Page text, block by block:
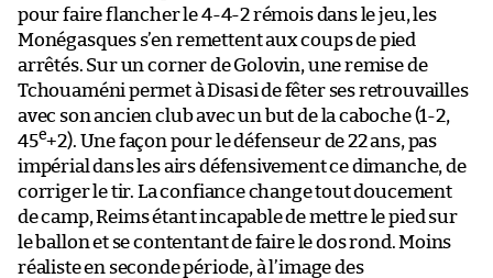
pour faire flancher le 4-4-2 rémois dans le jeu, les
Monégasques s’en remettent aux coups de pied
arrêtés. Sur un corner de Golovin, une remise de
Tchouaméni permet à Disasi de fêter ses retrouvailles
avec son ancien club avec un but de la caboche (1-2,
45e+2). Une façon pour le défenseur de 22 ans, pas
impérial dans les airs défensivement ce dimanche, de
corriger le tir. La confiance change tout doucement
de camp, Reims étant incapable de mettre le pied sur
le ballon et se contentant de faire le dos rond. Moins
réaliste en seconde période, à l’image des